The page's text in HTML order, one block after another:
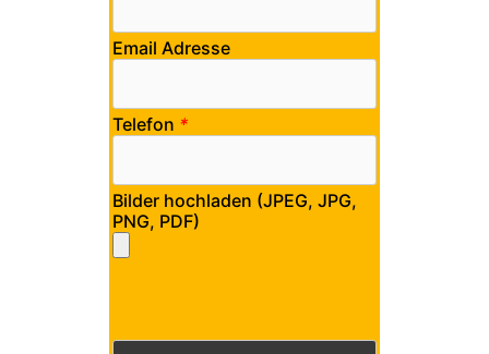
Email Adresse
Telefon *
Bilder hochladen (JPEG, JPG,
PNG, PDF)
Bitte lasse dieses Feld leer.